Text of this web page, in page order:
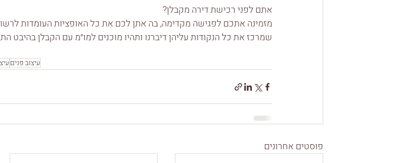
אתם לפני רכישת דירה מקבלן?
מזמינה אתכם לפגישה מקדימה, בה אתן לכם את כל האופציות העומדות
שמרכז את כל הנקודות עליהן דיברנו ותהיו מוכנים למו״מ עם הקבלן בהיבט
עיצוב פנים
פוסטים אחרונים